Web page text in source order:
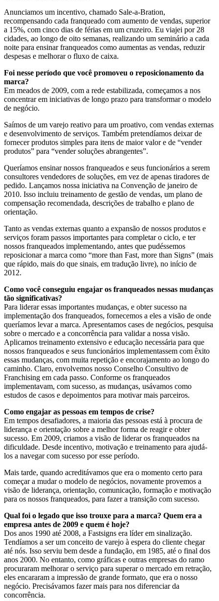
Anunciamos um incentivo, chamado Sale-a-Bration,
recompensando cada franqueado com aumento de vendas, superior
a 15%, com cinco dias de férias em um cruzeiro. Eu viajei por 28
cidades, ao longo de oito semanas, realizando um seminário a cada
noite para ensinar franqueados como aumentas as vendas, reduzir
despesas e melhorar o fluxo de caixa.
Foi nesse período que você promoveu o reposicionamento da
marca?
Em meados de 2009, com a rede estabilizada, começamos a nos
concentrar em iniciativas de longo prazo para transformar o modelo
de negócio.
Saímos de um varejo reativo para um proativo, com vendas externas
e desenvolvimento de serviços. Também pretendíamos deixar de
fornecer produtos simples para itens de maior valor e de “vender
produtos” para “vender soluções abrangentes”.
Queríamos ensinar nossos franqueados e seus funcionários a serem
consultores vendedores de soluções, em vez de apenas tiradores de
pedido. Lançamos nossa iniciativa na Convenção de janeiro de
2010. Isso incluiu treinamento de gestão de vendas, um plano de
compensação recomendada, descrições de trabalho e plano de
orientação.
Tanto as vendas externas quanto a expansão de nossos produtos e
serviços foram passos importantes para completar o ciclo, e ter
nossos franqueados implementando, antes que pudéssemos
reposicionar a marca como “more than Fast, more than Signs” (mais
que rápido, mais do que sinais, em tradução livre), no início de
2012.
Como você conseguiu engajar os franqueados nessas mudanças
tão significativas?
Para liderar essas importantes mudanças, e obter sucesso na
implementação dos franqueados, fornecemos a eles a visão de onde
queríamos levar a marca. Apresentamos cases de negócios, pesquisa
sobre o mercado e a concorrência para validar a nossa visão.
Aplicamos treinamento extensivo e educação necessária para que
nossos franqueados e seus funcionários implementassem com êxito
essas mudanças, com muita repetição e encorajamento ao longo do
caminho. Claro, envolvemos nosso Conselho Consultivo de
Franchising em cada passo. Conforme os franqueados
implementavam, com sucesso, as mudanças, usávamos como
estudos de casos e depoimentos para motivar mais parceiros.
Como engajar as pessoas em tempos de crise?
Em tempos desafiadores, a maioria das pessoas está à procura de
liderança e orientação sobre a melhor forma de reagir e obter
sucesso. Em 2009, criamos a visão de liderar os franqueados na
dificuldade. Desde incentivo, motivação e treinamento para ajudá-
los a navegar com sucesso por esse período.
Mais tarde, quando acreditávamos que era o momento certo para
começar a mudar o modelo de negócios, novamente provemos a
visão de liderança, orientação, comunicação, formação e motivação
para os nossos franqueados, para fazer a transição com sucesso.
Qual foi o legado que isso trouxe para a marca? Quem era a
empresa antes de 2009 e quem é hoje?
Dos anos 1990 até 2008, a Fastsigns era líder em sinalização.
Tendíamos a ser um conceito de varejo à espera do cliente chegar
até nós. Isso serviu bem desde a fundação, em 1985, até o final dos
anos 2000. No entanto, como gráficas e outras empresas do ramo
procuraram melhorar o serviço para superar o mercado em retração,
eles encararam a impressão de grande formato, que era o nosso
negócio. Precisávamos fazer mais para nos diferenciar da
concorrência.